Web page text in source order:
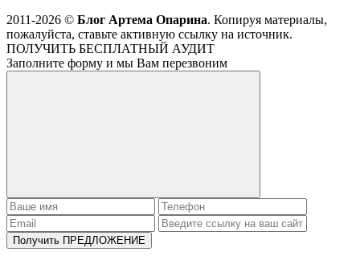
2011-2026 © Блог Артема Опарина. Копируя материалы,
пожалуйста, ставьте активную ссылку на источник.
ПОЛУЧИТЬ БЕСПЛАТНЫЙ АУДИТ
Заполните форму и мы Вам перезвоним
Получить ПРЕДЛОЖЕНИЕ